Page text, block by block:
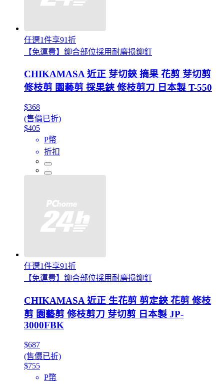
任選1件享91折
【免運費】鉚合部位採用耐磨损鉚釘
CHIKAMASA 近正 芽切鋏 摘果 花剪 芽切剪
修枝剪 園藝剪 採果鋏 修枝剪刀 日本製 T-550
$368
(售價已折)
$405
P幣
折扣
任選1件享91折
【免運費】鉚合部位採用耐磨损鉚釘
CHIKAMASA 近正 生花剪 剪定鋏 花剪 修枝
剪 園藝剪 修枝剪刀 芽切剪 日本製 JP-
3000FBK
$687
(售價已折)
$755
P幣